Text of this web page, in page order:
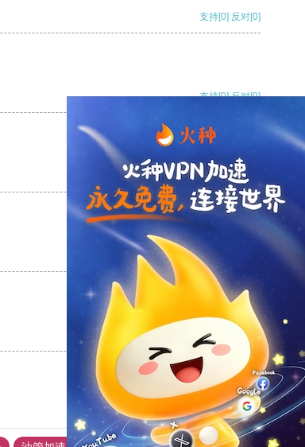
支持[0] 反对[0]
支持[0] 反对[0]
支持[0] 反对
支持
支持 反对 [0]